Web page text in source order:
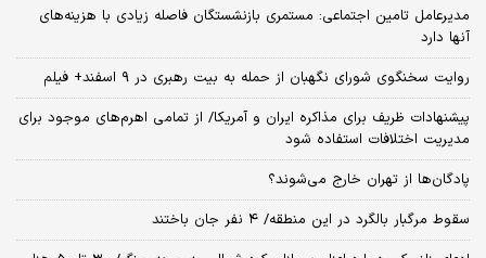
مدیرعامل تامین اجتماعی: مستمری بازنشستگان فاصله زیادی با هزینه‌های
آنها دارد
روایت سخنگوی شورای نگهبان از حمله به بیت رهبری در ۹ اسفند+ فیلم
پیشنهادات ظریف برای مذاکره ایران و آمریکا/ از تمامی اهرم‌های موجود برای
مدیریت اختلافات استفاده شود
پادگان‌ها از تهران خارج می‌شوند؟
سقوط مرگبار بالگرد در این منطقه/ ۴ نفر جان باختند